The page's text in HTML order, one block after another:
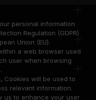
personal information
Regulation (GDPR)
Union (EU).
a web browser used
user when browsing
Cookies will be used to
relevant information.
us to enhance your user